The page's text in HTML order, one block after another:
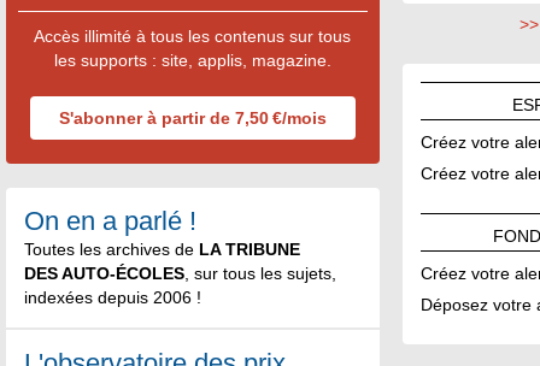
Accès illimité à tous les contenus sur tous
les supports : site, applis, magazine.
S'abonner à partir de 7,50 €/mois
On en a parlé !
Toutes les archives de LA TRIBUNE
DES AUTO-ÉCOLES , sur tous les sujets,
indexées depuis 2006 !
Conduite,
des conflits,
Créez votre
Créez votre
Créez votre
Déposez votre